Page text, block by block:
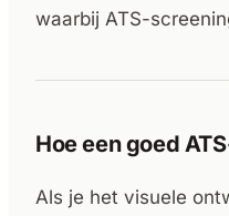
waarbij ATS-
Hoe een goed
Als je het visuele